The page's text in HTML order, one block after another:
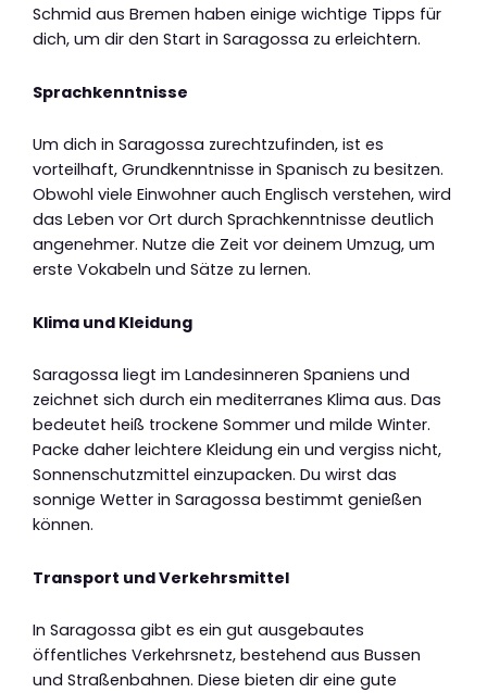
Schmid aus Bremen haben einige wichtige Tipps für
dich, um dir den Start in Saragossa zu erleichtern.
Sprachkenntnisse
Um dich in Saragossa zurechtzufinden, ist es
vorteilhaft, Grundkenntnisse in Spanisch zu besitzen.
Obwohl viele Einwohner auch Englisch verstehen, wird
das Leben vor Ort durch Sprachkenntnisse deutlich
angenehmer. Nutze die Zeit vor deinem Umzug, um
erste Vokabeln und Sätze zu lernen.
Klima und Kleidung
Saragossa liegt im Landesinneren Spaniens und
zeichnet sich durch ein mediterranes Klima aus. Das
bedeutet heiß trockene Sommer und milde Winter.
Packe daher leichtere Kleidung ein und vergiss nicht,
Sonnenschutzmittel einzupacken. Du wirst das
sonnige Wetter in Saragossa bestimmt genießen
können.
Transport und Verkehrsmittel
In Saragossa gibt es ein gut ausgebautes
öffentliches Verkehrsnetz, bestehend aus Bussen
und Straßenbahnen. Diese bieten dir eine gute